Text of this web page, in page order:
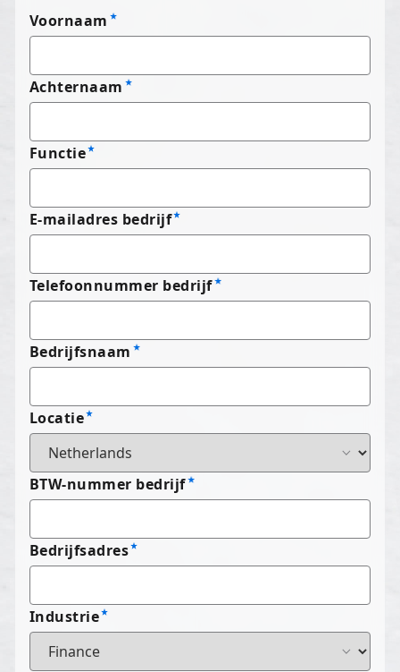
Voornaam
Achternaam
Functie
E-mailadres bedrijf
Telefoonnummer bedrijf
Bedrijfsnaam
Locatie
BTW-nummer bedrijf
Bedrijfsadres
Industrie